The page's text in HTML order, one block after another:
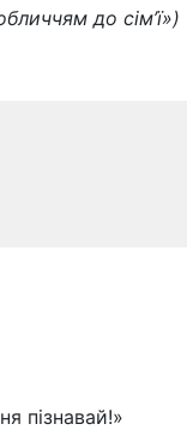
до сім’ї»)
пізнавай!»